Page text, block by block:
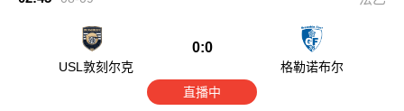
USL敦刻尔克
0:0
格勒诺布尔
直播中